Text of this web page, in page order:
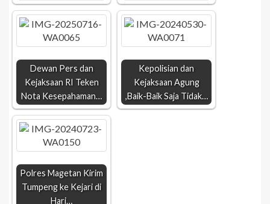
Dewan Pers dan
Kejaksaan RI Teken
Nota Kesepahaman…
Kepolisian dan
Kejaksaan Agung
,Baik-Baik Saja Tidak…
Polres Magetan Kirim
Tumpeng ke Kejari di
Hari…